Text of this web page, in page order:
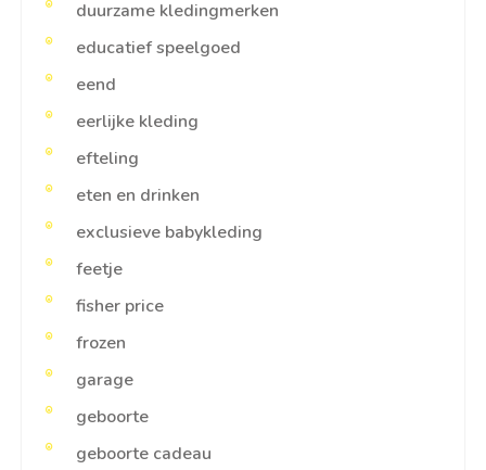
duurzame kledingmerken
educatief speelgoed
eend
eerlijke kleding
efteling
eten en drinken
exclusieve babykleding
feetje
fisher price
frozen
garage
geboorte
geboorte cadeau